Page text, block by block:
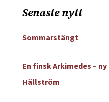
Senaste nytt
Sommarstängt
En finsk Arkimedes –
Hällström